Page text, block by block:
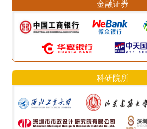
金融证券
科研院所